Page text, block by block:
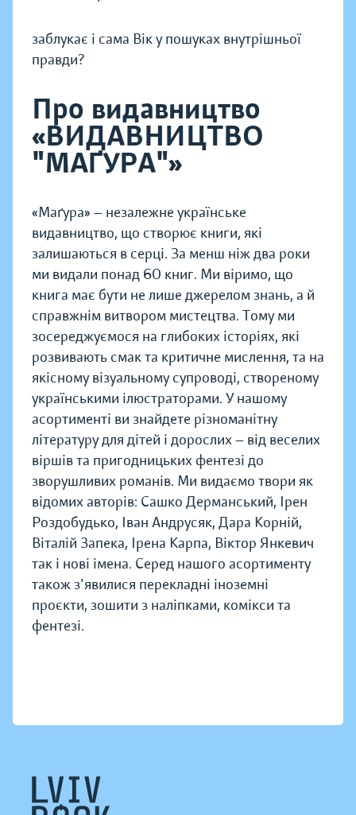
заблукає і сама Вік у пошуках внутрішньої
правди?
Про видавництво
«ВИДАВНИЦТВО
"МАҐУРА"»
«Маґура» — незалежне українське
видавництво, що створює книги, які
залишаються в серці. За менш ніж два роки
ми видали понад 60 книг. Ми віримо, що
книга має бути не лише джерелом знань, а й
справжнім витвором мистецтва. Тому ми
зосереджуємося на глибоких історіях, які
розвивають смак та критичне мислення, та на
якісному візуальному супроводі, створеному
українськими ілюстраторами. У нашому
асортименті ви знайдете різноманітну
літературу для дітей і дорослих — від веселих
віршів та пригодницьких фентезі до
зворушливих романів. Ми видаємо твори як
відомих авторів: Сашко Дерманський, Ірен
Роздобудько, Іван Андрусяк, Дара Корній,
Віталій Запека, Ірена Карпа, Віктор Янкевич
так і нові імена. Серед нашого асортименту
також з'явилися перекладні іноземні
проєкти, зошити з наліпками, комікси та
фентезі.